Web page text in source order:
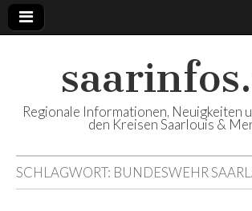
Regionale Informationen, Neuigkeiten
den Kreisen Saarlouis &
SCHLAGWORT: BUNDESWEHR